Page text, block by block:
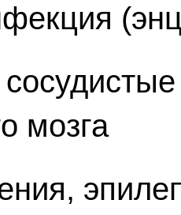
мозга